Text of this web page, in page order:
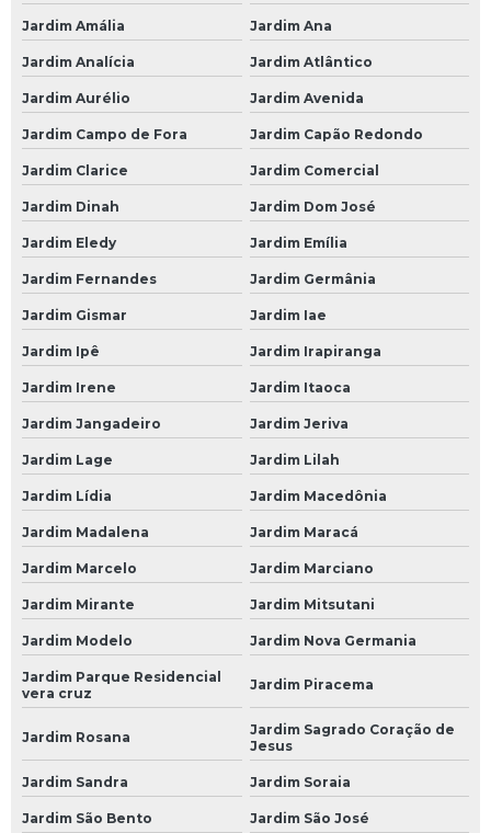
Oficina Mecânica Ford
Oficina Mecânica Hyundai
Oficina Mecânica Injeção Eletrônica
Oficina Mecânica Mercedes Benz
Oficina Mecânica Renault
Oficina Mecânica Suspensão
Oficina Mecânica Volkswagen
Oficinas Mecânicas 24 Horas
Mecânica 24 Horas
Mecânica 24 Horas SP
Mecânico 24 Horas
Mecânico 24 Horas em São Paulo
Mecânico 24 Horas em SP
Mecânico 24 Horas na Avenida do Estado
Mecânico 24 Horas na Paulista
Mecânico 24 Horas na Zona Leste
Mecânico 24 Horas na Zona Oeste
Jardim Amália Jardim Ana
Jardim Analícia Jardim Atlântico
Jardim Aurélio Jardim Avenida
Jardim Campo de Fora Jardim Capão Redondo
Jardim Clarice Jardim Comercial
Jardim Dinah Jardim Dom José
Jardim Eledy Jardim Emília
Jardim Fernandes Jardim Germânia
Jardim Gismar Jardim Iae
Jardim Ipê Jardim Irapiranga
Jardim Irene Jardim Itaoca
Jardim Jangadeiro Jardim Jeriva
Jardim Lage Jardim Lilah
Jardim Lídia Jardim Macedônia
Jardim Madalena Jardim Maracá
Jardim Marcelo Jardim Marciano
Jardim Mirante Jardim Mitsutani
Jardim Modelo Jardim Nova Germania
Jardim Parque Residencial
vera cruz
Jardim Piracema
Jardim Rosana
Jardim Sagrado Coração de
Jesus
Jardim Sandra Jardim Soraia
Jardim São Bento Jardim São José